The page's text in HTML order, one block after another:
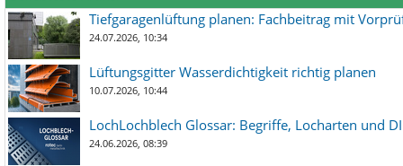
Tiefgaragenlüftung planen: Fachbeitrag mit
24.07.2026, 10:34
Lüftungsgitter Wasserdichtigkeit richtig planen
10.07.2026, 10:44
LochLochblech Glossar: Begriffe, Locharten und
24.06.2026, 08:39